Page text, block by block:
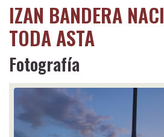
IZAN BANDERA
TODA ASTA
Fotografía